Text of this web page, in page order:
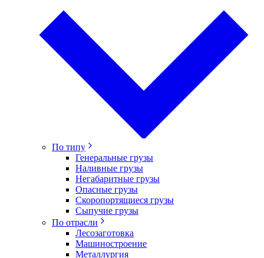
По типу
Генеральные грузы
Наливные грузы
Негабаритные грузы
Опасные грузы
Скоропортящиеся грузы
Сыпучие грузы
По отрасли
Лесозаготовка
Машиностроение
Металлургия